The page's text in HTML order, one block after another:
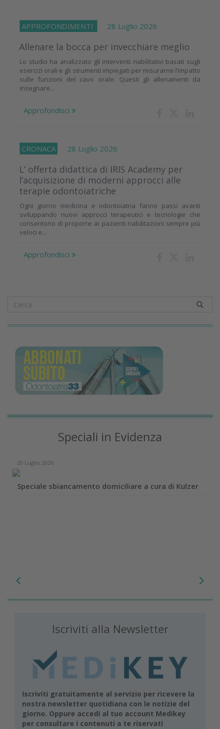
APPROFONDIMENTI 28 Luglio 2026
Allenare la bocca per invecchiare meglio
Lo studio ha analizzato gli interventi riabilitativi basati sugli
esercizi orali e gli strumenti impiegati per misurarne l’impatto
sulle funzioni del cavo orale. Questi gli allenamenti da
insegnare...
Approfondisci
CRONACA 28 Luglio 2026
L’ offerta didattica di IRIS Academy per
l’acquisizione di moderni approcci alle
terapie odontoiatriche
Ogni giorno medicina e odontoiatria fanno passi avanti
sviluppando nuovi approcci terapeutici e tecnologie che
consentono di proporre ai pazienti riabilitazioni sempre più
veloci e...
Approfondisci
Speciali in Evidenza
20 Luglio 2026
Speciale sbiancamento domiciliare a cura di Kulzer
Iscriviti alla Newsletter
Iscriviti gratuitamente al servizio per ricevere la
nostra newsletter quotidiana con le notizie del
giorno. Oppure accedi al tuo account Medikey
per consultare i contenuti a te riservati